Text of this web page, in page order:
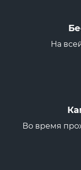
На
Во время